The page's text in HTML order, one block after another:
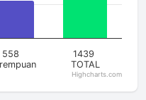
558
1439
TOTAL
Highcharts.com